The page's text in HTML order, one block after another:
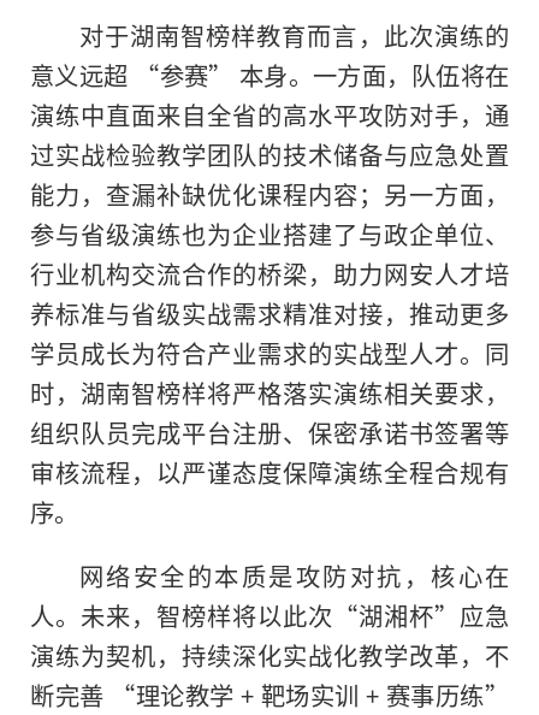
对于湖南智榜样教育而言，此次演练的
意义远超 “参赛” 本身。一方面，队伍将在
演练中直面来自全省的高水平攻防对手，通
过实战检验教学团队的技术储备与应急处置
能力，查漏补缺优化课程内容；另一方面，
参与省级演练也为企业搭建了与政企单位、
行业机构交流合作的桥梁，助力网安人才培
养标准与省级实战需求精准对接，推动更多
学员成长为符合产业需求的实战型人才。同
时，湖南智榜样将严格落实演练相关要求，
组织队员完成平台注册、保密承诺书签署等
审核流程，以严谨态度保障演练全程合规有
序。
网络安全的本质是攻防对抗，核心在
人。未来，智榜样将以此次“湖湘杯”应急
演练为契机，持续深化实战化教学改革，不
断完善 “理论教学 + 靶场实训 + 赛事历练”